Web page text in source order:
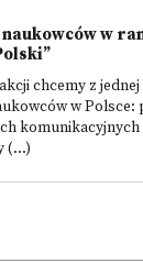
w
chcemy z
w Polsce:
(...)